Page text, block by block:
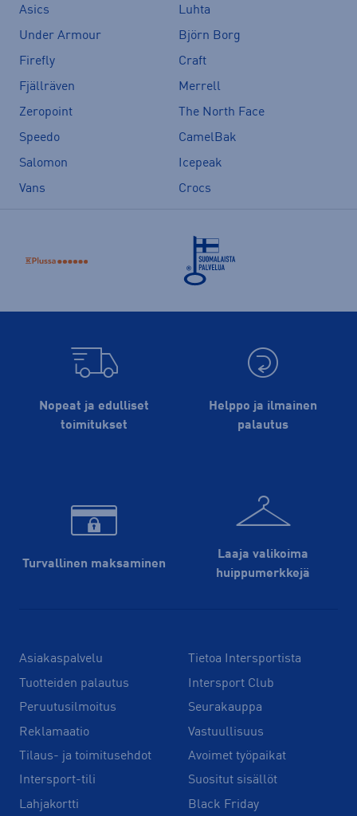
Asics
Luhta
Under Armour
Björn Borg
Firefly
Craft
Fjällräven
Merrell
Zeropoint
The North Face
Speedo
CamelBak
Salomon
Icepeak
Vans
Crocs
Nopeat ja edulliset
toimitukset
Helppo ja ilmainen
palautus
Turvallinen maksaminen
Laaja valikoima
huippu­merkkejä
Asiakaspalvelu
Tuotteiden palautus
Peruutusilmoitus
Reklamaatio
Tilaus- ja toimitusehdot
Intersport-tili
Lahjakortti
Tietoa Intersportista
Intersport Club
Seurakauppa
Vastuullisuus
Avoimet työpaikat
Suositut sisällöt
Black Friday